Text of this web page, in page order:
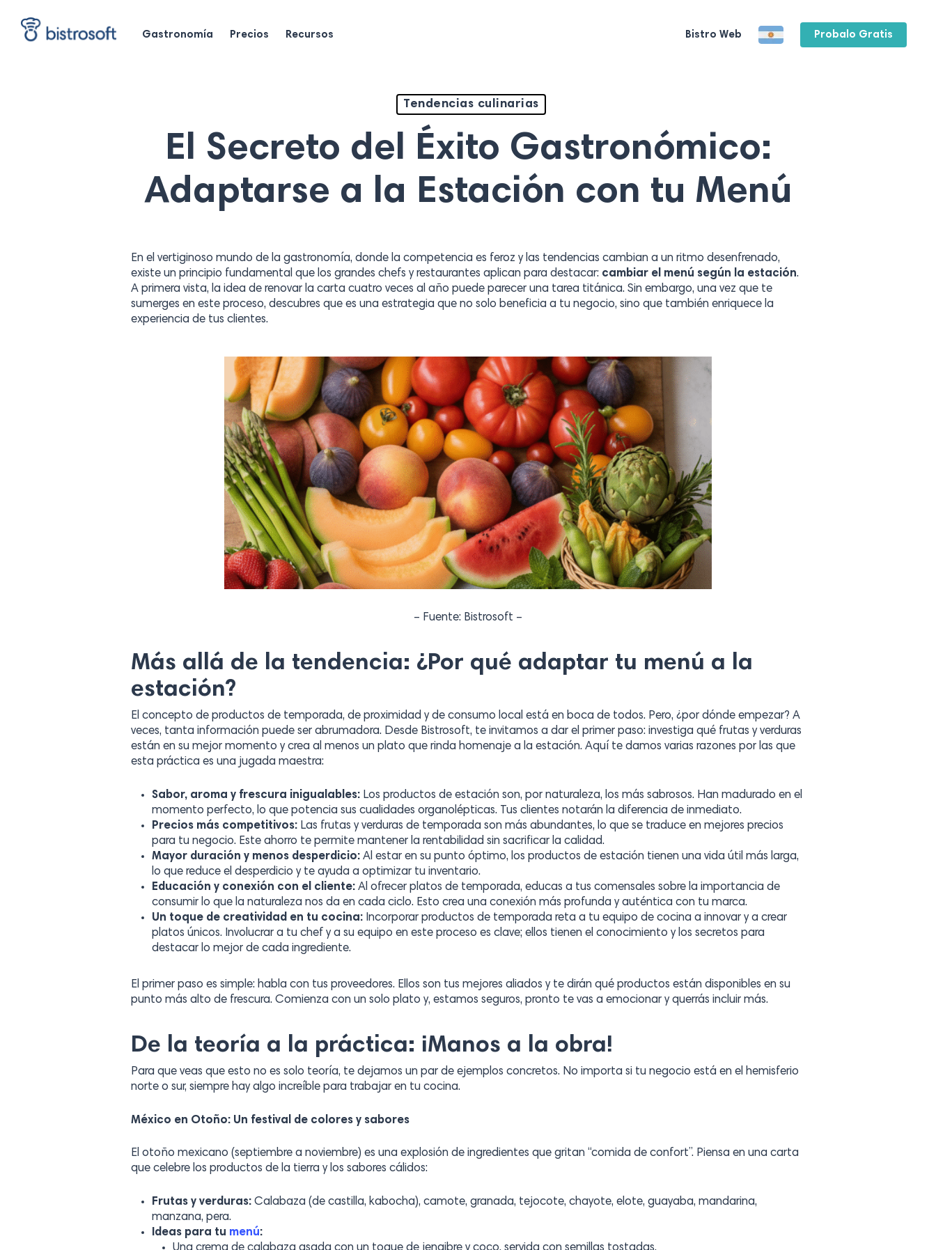
main
Gastronomía Precios Recursos Bistro Web Probalo Gratis
Tendencias culinarias
El Secreto del Éxito Gastronómico:
Adaptarse a la Estación con tu Menú
En el vertiginoso mundo de la gastronomía, donde la competencia es feroz y las tendencias cambian a un ritmo desenfrenado,
existe un principio fundamental que los grandes chefs y restaurantes aplican para destacar: cambiar el menú según la estación.
A primera vista, la idea de renovar la carta cuatro veces al año puede parecer una tarea titánica. Sin embargo, una vez que te
sumerges en este proceso, descubres que es una estrategia que no solo beneficia a tu negocio, sino que también enriquece la
experiencia de tus clientes.
– Fuente: Bistrosoft –
Más allá de la tendencia: ¿Por qué adaptar tu menú a la
estación?
El concepto de productos de temporada, de proximidad y de consumo local está en boca de todos. Pero, ¿por dónde empezar? A
veces, tanta información puede ser abrumadora. Desde Bistrosoft, te invitamos a dar el primer paso: investiga qué frutas y verduras
están en su mejor momento y crea al menos un plato que rinda homenaje a la estación. Aquí te damos varias razones por las que
esta práctica es una jugada maestra:
Sabor, aroma y frescura inigualables: Los productos de estación son, por naturaleza, los más sabrosos. Han madurado en el
momento perfecto, lo que potencia sus cualidades organolépticas. Tus clientes notarán la diferencia de inmediato.
Precios más competitivos: Las frutas y verduras de temporada son más abundantes, lo que se traduce en mejores precios
para tu negocio. Este ahorro te permite mantener la rentabilidad sin sacrificar la calidad.
Mayor duración y menos desperdicio: Al estar en su punto óptimo, los productos de estación tienen una vida útil más larga,
lo que reduce el desperdicio y te ayuda a optimizar tu inventario.
Educación y conexión con el cliente: Al ofrecer platos de temporada, educas a tus comensales sobre la importancia de
consumir lo que la naturaleza nos da en cada ciclo. Esto crea una conexión más profunda y auténtica con tu marca.
Un toque de creatividad en tu cocina: Incorporar productos de temporada reta a tu equipo de cocina a innovar y a crear
platos únicos. Involucrar a tu chef y a su equipo en este proceso es clave; ellos tienen el conocimiento y los secretos para
destacar lo mejor de cada ingrediente.
El primer paso es simple: habla con tus proveedores. Ellos son tus mejores aliados y te dirán qué productos están disponibles en su
punto más alto de frescura. Comienza con un solo plato y, estamos seguros, pronto te vas a emocionar y querrás incluir más.
De la teoría a la práctica: ¡Manos a la obra!
Para que veas que esto no es solo teoría, te dejamos un par de ejemplos concretos. No importa si tu negocio está en el hemisferio
norte o sur, siempre hay algo increíble para trabajar en tu cocina.
México en Otoño: Un festival de colores y sabores
El otoño mexicano (septiembre a noviembre) es una explosión de ingredientes que gritan “comida de confort”. Piensa en una carta
que celebre los productos de la tierra y los sabores cálidos:
Frutas y verduras: Calabaza (de castilla, kabocha), camote, granada, tejocote, chayote, elote, guayaba, mandarina,
manzana, pera.
Ideas para tu menú: